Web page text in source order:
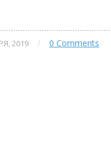
2019 / 0 Comments